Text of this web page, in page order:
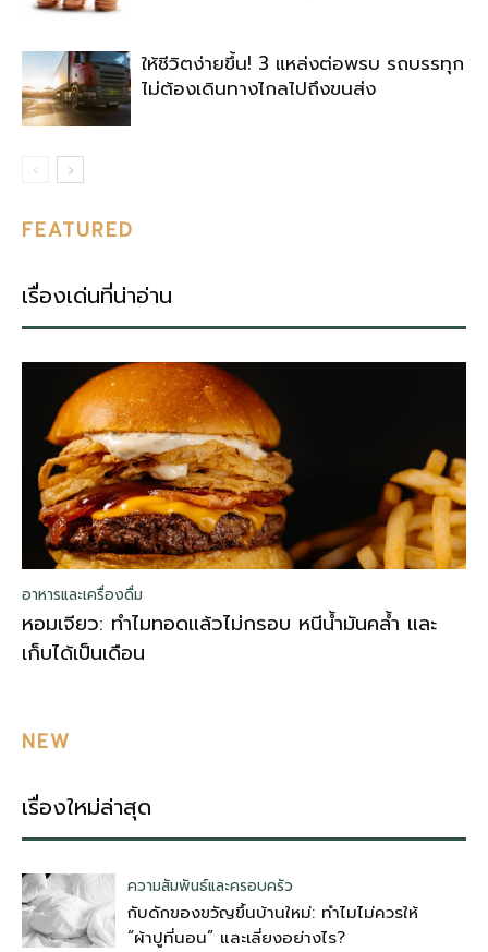
ให้ชีวิตง่ายขึ้น! 3 แหล่งต่อพรบ รถบรรทุก
ไม่ต้องเดินทางไกลไปถึงขนส่ง
FEATURED
เรื่องเด่นที่น่าอ่าน
อาหารและเครื่องดื่ม
หอมเจียว: ทำไมทอดแล้วไม่กรอบ หนีน้ำมันคล้ำ และ
เก็บได้เป็นเดือน
NEW
เรื่องใหม่ล่าสุด
ความสัมพันธ์และครอบครัว
กับดักของขวัญขึ้นบ้านใหม่: ทำไมไม่ควรให้
“ผ้าปูที่นอน” และเลี่ยงอย่างไร?